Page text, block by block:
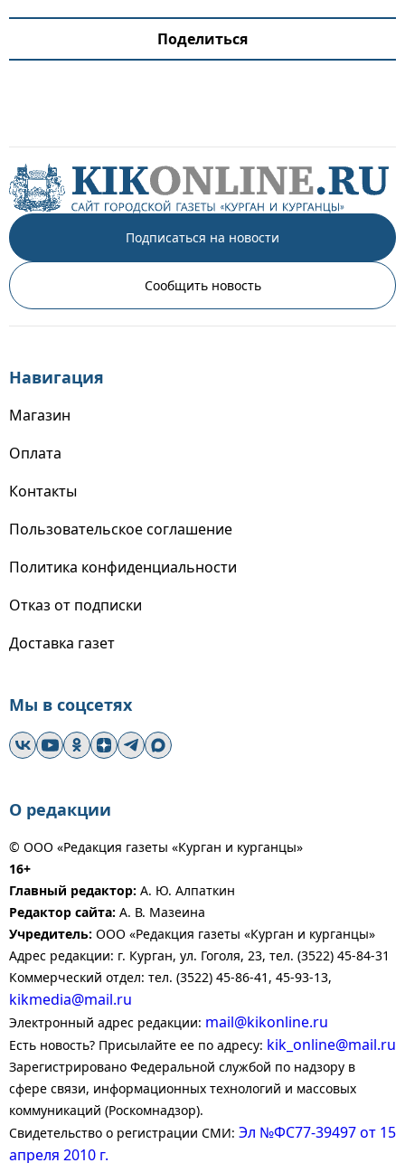
Поделиться
Подписаться на новости
Сообщить новость
Навигация
Магазин
Оплата
Контакты
Пользовательское соглашение
Политика конфиденциальности
Отказ от подписки
Доставка газет
Мы в соцсетях
О редакции
© ООО «Редакция газеты «Курган и курганцы»
16+
Главный редактор: А. Ю. Алпаткин
Редактор сайта: А. В. Мазеина
Учредитель: ООО «Редакция газеты «Курган и курганцы»
Адрес редакции: г. Курган, ул. Гоголя, 23, тел. (3522) 45-84-31
Коммерческий отдел: тел. (3522) 45-86-41, 45-93-13,
kikmedia@mail.ru
Электронный адрес редакции: mail@kikonline.ru
Есть новость? Присылайте ее по адресу: kik_online@mail.ru
Зарегистрировано Федеральной службой по надзору в
сфере связи, информационных технологий и массовых
коммуникаций (Роскомнадзор).
Свидетельство о регистрации СМИ: Эл №ФС77-39497 от 15
апреля 2010 г.